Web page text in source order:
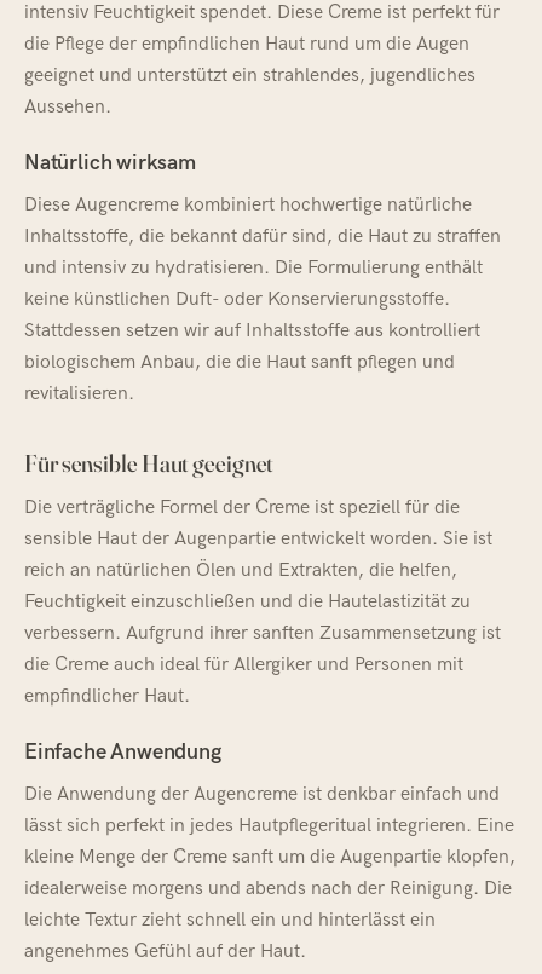
intensiv Feuchtigkeit spendet. Diese Creme ist perfekt für
die Pflege der empfindlichen Haut rund um die Augen
geeignet und unterstützt ein strahlendes, jugendliches
Aussehen.
Natürlich wirksam
Diese Augencreme kombiniert hochwertige natürliche
Inhaltsstoffe, die bekannt dafür sind, die Haut zu straffen
und intensiv zu hydratisieren. Die Formulierung enthält
keine künstlichen Duft- oder Konservierungsstoffe.
Stattdessen setzen wir auf Inhaltsstoffe aus kontrolliert
biologischem Anbau, die die Haut sanft pflegen und
revitalisieren.
Für sensible Haut geeignet
Die verträgliche Formel der Creme ist speziell für die
sensible Haut der Augenpartie entwickelt worden. Sie ist
reich an natürlichen Ölen und Extrakten, die helfen,
Feuchtigkeit einzuschließen und die Hautelastizität zu
verbessern. Aufgrund ihrer sanften Zusammensetzung ist
die Creme auch ideal für Allergiker und Personen mit
empfindlicher Haut.
Einfache Anwendung
Die Anwendung der Augencreme ist denkbar einfach und
lässt sich perfekt in jedes Hautpflegeritual integrieren. Eine
kleine Menge der Creme sanft um die Augenpartie klopfen,
idealerweise morgens und abends nach der Reinigung. Die
leichte Textur zieht schnell ein und hinterlässt ein
angenehmes Gefühl auf der Haut.